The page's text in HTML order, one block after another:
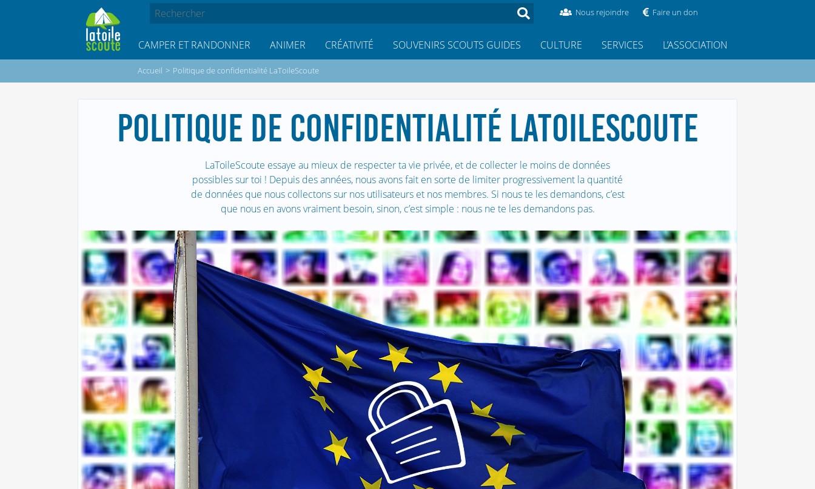
Nous rejoindre Faire un don
CAMPER ET RANDONNER ANIMER CRÉATIVITÉ SOUVENIRS SCOUTS GUIDES CULTURE SERVICES L’ASSOCIATION
Accueil > Politique de confidentialité LaToileScoute
POLITIQUE DE CONFIDENTIALITÉ LATOILESCOUTE
LaToileScoute essaye au mieux de respecter ta vie privée, et de collecter le moins de données
possibles sur toi ! Depuis des années, nous avons fait en sorte de limiter progressivement la quantité
de données que nous collectons sur nos utilisateurs et nos membres. Si nous te les demandons, c’est
que nous en avons vraiment besoin, sinon, c’est simple : nous ne te les demandons pas.